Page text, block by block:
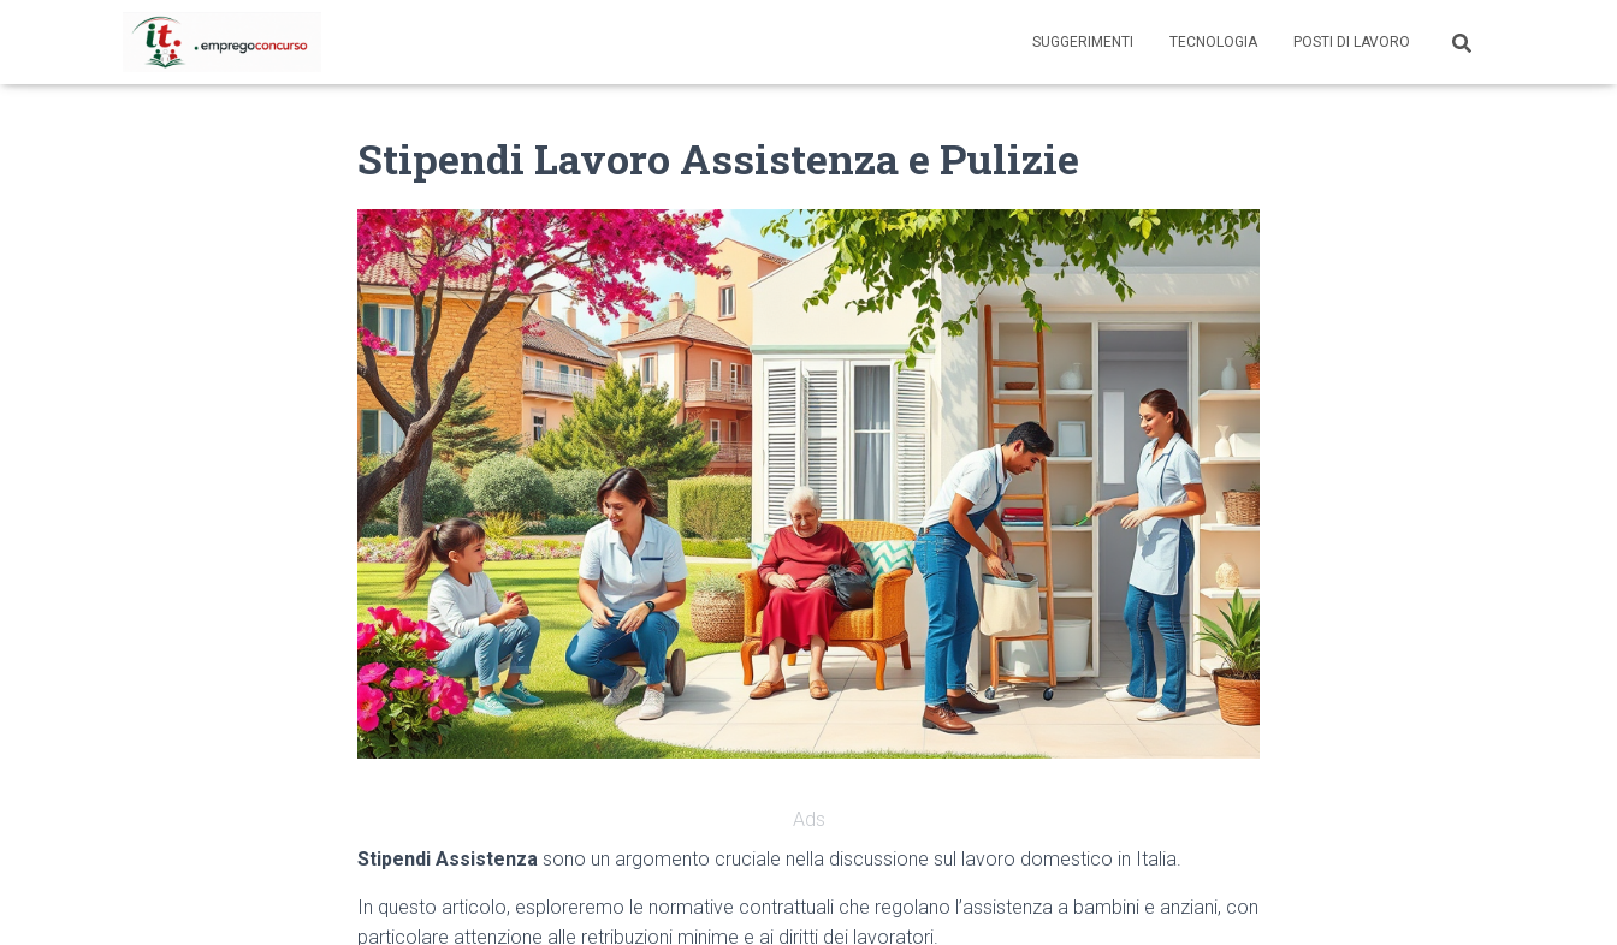
SUGGERIMENTI TECNOLOGIA POSTI DI LAVORO
Stipendi Lavoro Assistenza e Pulizie
Ads
Stipendi Assistenza sono un argomento cruciale nella discussione sul lavoro domestico in Italia.
In questo articolo, esploreremo le normative contrattuali che regolano l’assistenza a bambini e anziani, con
particolare attenzione alle retribuzioni minime e ai diritti dei lavoratori.